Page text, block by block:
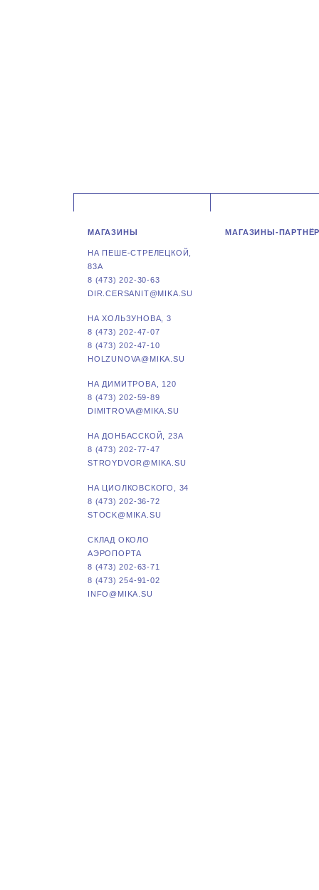
МАГАЗИНЫ
НА ПЕШЕ-СТРЕЛЕЦКОЙ,
83А
8 (473) 202-30-63
DIR.CERSANIT@MIKA.SU
НА ХОЛЬЗУНОВА, 3
8 (473) 202-47-07
8 (473) 202-47-10
HOLZUNOVA@MIKA.SU
НА ДИМИТРОВА, 120
8 (473) 202-59-89
DIMITROVA@MIKA.SU
НА ДОНБАССКОЙ, 23А
8 (473) 202-77-47
STROYDVOR@MIKA.SU
НА ЦИОЛКОВСКОГО, 34
8 (473) 202-36-72
STOCK@MIKA.SU
СКЛАД ОКОЛО
АЭРОПОРТА
8 (473) 202-63-71
8 (473) 254-91-02
INFO@MIKA.SU
МАГАЗИНЫ-